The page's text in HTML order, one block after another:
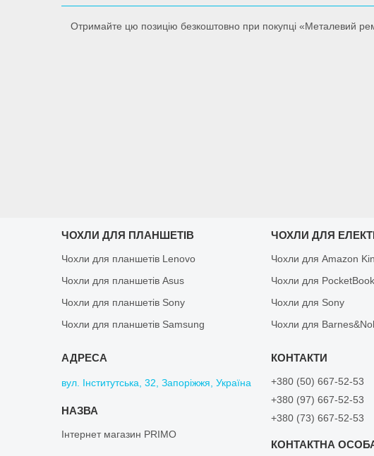
Отримайте цю позицію безкоштовно при покупці «Металевий
ЧОХЛИ ДЛЯ ПЛАНШЕТІВ
Чохли для планшетів Lenovo
Чохли для планшетів Asus
Чохли для планшетів Sony
Чохли для планшетів Samsung
ЧОХЛИ ДЛЯ
Чохли для Amazon
Чохли для PocketBook
Чохли для Sony
Чохли для
вул. Інститутська, 32, Запоріжжя, Україна
Інтернет магазин PRIMO
+380 (50) 667-52-53
+380 (97) 667-52-53
+380 (73) 667-52-53